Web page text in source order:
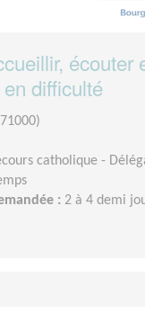
écouter
difficulté
catholique -
: 2 à 4 demi